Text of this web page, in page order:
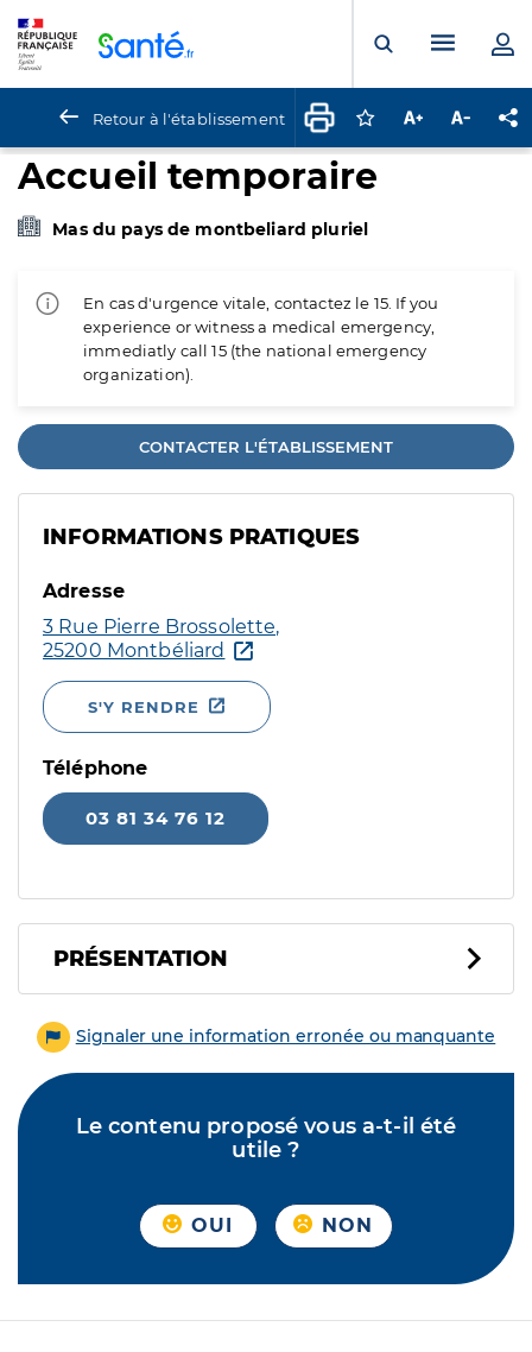
Ouvrir laMenu
Retour à l'établissement Connectez-vous
Augmenter la
Accueil temporaire
Mas du pays de montbeliard pluriel
En cas d'urgence vitale, contactez le 15. If you
experience or witness a medical emergency,
immediatly call 15 (the national emergency
organization).
CONTACTER L'ÉTABLISSEMENT
INFORMATIONS PRATIQUES
Adresse
3 Rue Pierre Brossolette,
25200 Montbéliard
S'Y RENDRE
Téléphone
03 81 34 76 12
PRÉSENTATION
Signaler une information erronée ou manquante
Le contenu proposé vous a-t-il été
utile ?
OUI NON